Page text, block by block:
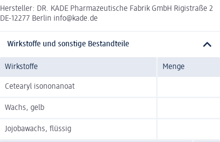
Hersteller: DR. KADE Pharmazeutische Fabrik GmbH Rigistraße 2
DE-12277 Berlin info@kade.de
Wirkstoffe und sonstige Bestandteile
Wirkstoffe Menge
Cetearyl isononanoat
Wachs, gelb
Jojobawachs, flüssig